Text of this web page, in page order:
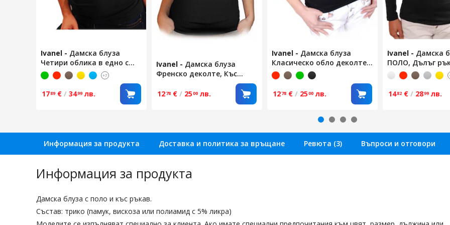
Ivanel - Дамска блуза
Четири облика в едно с
голяма яка, Къс ръкав,
Черен, Размер S
+7
1789 € / 3499 лв.
Ivanel - Дамска блуза
Френско деколте, Къс
ръкав, Черен, Размер S
1278 € / 2500 лв.
Ivanel - Дамска блуза
Класическо обло деколте,
Къс ръкав, Черен, Размер S
1278 € / 2500 лв.
Ivanel - Дамска
ПОЛО, Дълъг
Размер S
1482 € / 2899 лв.
Информация за продукта Доставка и политика за връщане Ревюта (3) Въпроси и отговори
Информация за продукта
Дамска блуза с поло и къс ръкав.
Състав: трико (памук, вискоза или полиамид с 5% ликра)